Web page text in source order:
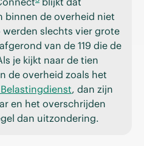
binnen de overheid niet
slechts vier grote
van de 119 die de
je kijkt naar de tien
de overheid zoals het
, dan zijn
en het overschrijden
dan uitzondering.